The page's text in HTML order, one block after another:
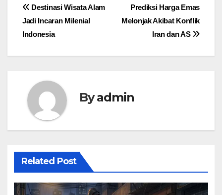
Post
navigation
Prediksi Harga Emas
Melonjak Akibat Konflik
Iran dan AS
Destinasi Wisata Alam
Jadi Incaran Milenial
Indonesia
Byadmin
Related Post